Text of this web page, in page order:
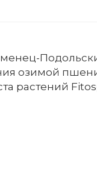
озимой
растений